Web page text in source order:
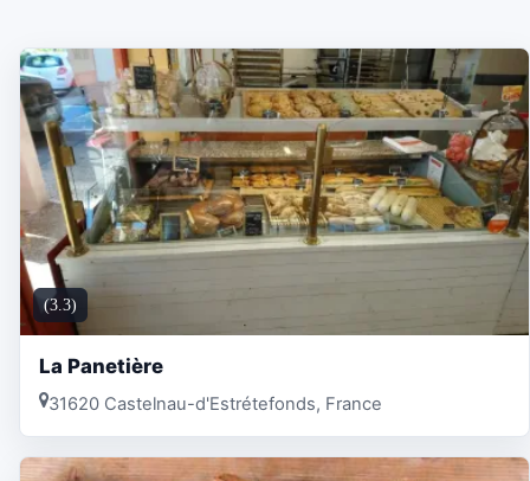
(3.3)
La Panetière
31620 Castelnau-d'Estrétefonds, France